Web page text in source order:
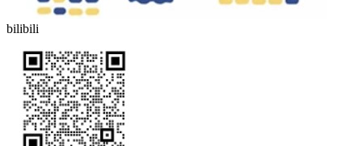
bilibili